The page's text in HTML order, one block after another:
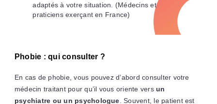
adaptés à votre situation. (Médecins et
praticiens exerçant en France)
Phobie : qui consulter ?
En cas de phobie, vous pouvez d’abord consulter votre
médecin traitant pour qu’il vous oriente versun
psychiatre ou un psychologue . Souvent, le patient est